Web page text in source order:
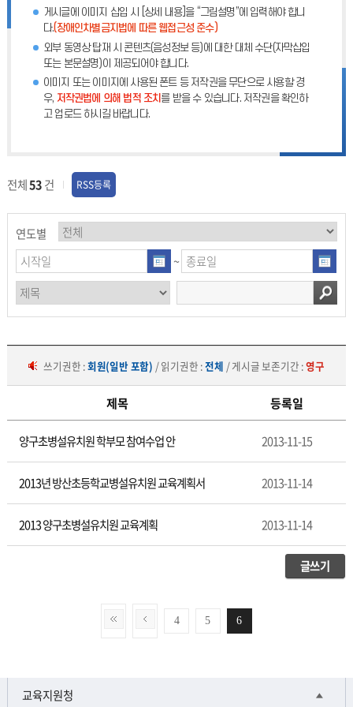
게시글에 이미지 삽입 시 [상세 내용]을 “그림설명”에 입력해야 합니
다.(장애인차별금지법에 따른 웹접근성 준수)
외부 동영상 탑재 시 콘텐츠(음성정보 등)에 대한 대체 수단(자막삽입
또는 본문설명)이 제공되어야 합니다.
이미지 또는 이미지에 사용된 폰트 등 저작권을 무단으로 사용할 경
우, 저작권법에 의해 법적 조치 를 받을 수 있습니다. 저작권을 확인하
고 업로드 하시길 바랍니다.
전체53건 RSS등록
연도별
~
쓰기권한 :회원(일반 포함) / 읽기권한 :전체 / 게시글 보존기간 :영구
등
제목 등록일
양구초병설유치원 학부모 참여수업 안 2013-11-15
2013년 방산초등학교병설유치원 교육계획서 2013-11-14
2013 양구초병설유치원 교육계획 2013-11-14
글쓰기
4 5 6
교육지원청